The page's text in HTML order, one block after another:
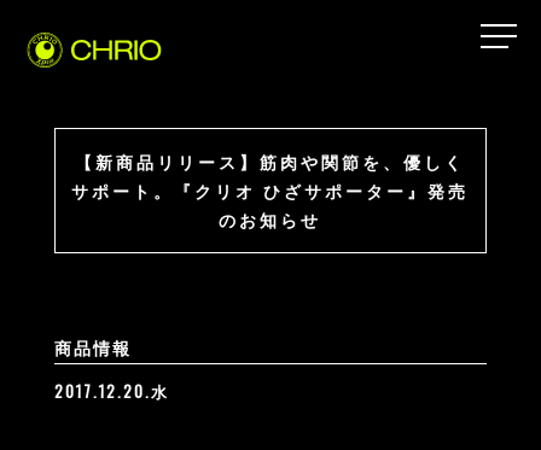
【新商品リリース】筋肉や関節を、優しく
サポート。『クリオ ひざサポーター』発売
のお知らせ
商品情報
2017.12.20.水